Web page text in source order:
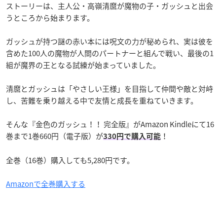
ストーリーは、主人公・高嶺清麿が魔物の子・ガッシュと出会
うところから始まります。
ガッシュが持つ謎の赤い本には呪文の力が秘められ、実は彼を
含めた100人の魔物が人間のパートナーと組んで戦い、最後の1
組が魔界の王となる試練が始まっていました。
清麿とガッシュは「やさしい王様」を目指して仲間や敵と対峙
し、苦難を乗り越える中で友情と成長を重ねていきます。
そんな『金色のガッシュ！！ 完全版』がAmazon Kindleにて16
巻まで1巻660円（電子版）が330円で購入可能 ！
全巻（16巻）購入しても5,280円です。
Amazonで全巻購入する